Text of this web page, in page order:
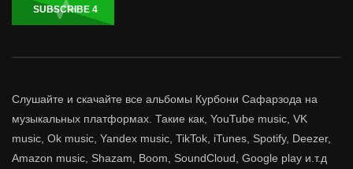
SUBSCRIBE 4
Слушайте и скачайте все альбомы Курбони Сафарзода на
музыкальных платформах. Такие как, YouTube music, VK
music, Ok music, Yandex music, TikTok, iTunes, Spotify, Deezer,
Amazon music, Shazam, Boom, SoundCloud, Google play и.т.д